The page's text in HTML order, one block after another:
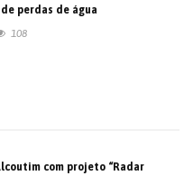
perdas de água
108
com projeto “Radar